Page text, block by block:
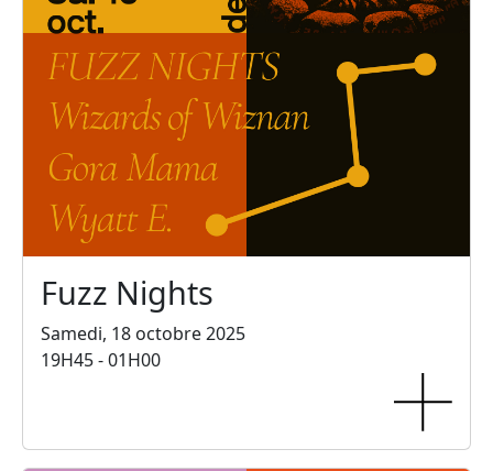
Fuzz Nights
Samedi, 18 octobre 2025
19H45 - 01H00